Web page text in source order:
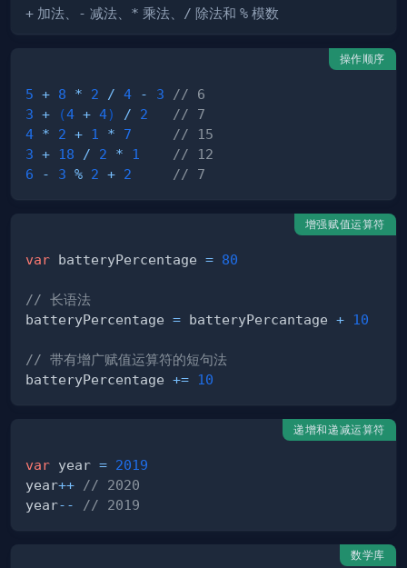
+ 加法、 - 减法、 * 乘法、 / 除法和 % 模数
操作顺序
5 + 8 * 2 / 4 - 3
// 6
3 + (4 + 4) / 2
// 7
4 * 2 + 1 * 7
// 15
3 + 18 / 2 * 1
// 12
6
- 3 % 2 + 2 // 7
增强赋值运算符
var batteryPercentage = 80
// 长语法
batteryPercentage = batteryPercantage + 10
// 带有增广赋值运算符的短句法
batteryPercentage += 10
递增和递减运算符
var year = 2019
year++
// 2020
year-- // 2019
数学库